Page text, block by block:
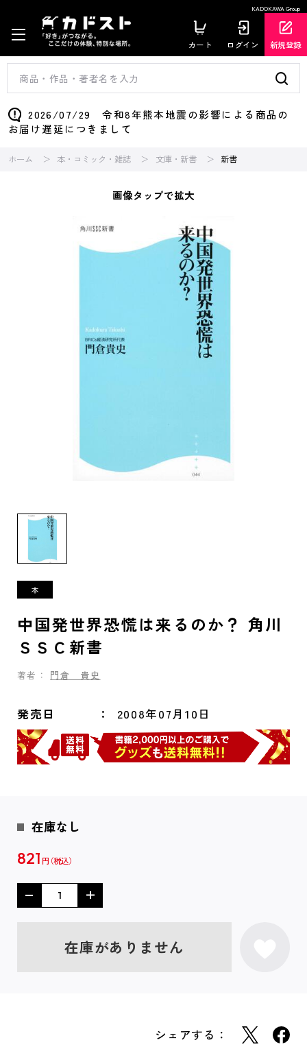
KADOKAWA Group
カート ログイン 新規登録
2026/07/29 令和8年熊本地震の影響による商品の
お届け遅延につきまして
ホーム 本・コミック・雑誌 文庫・新書 新書
画像タップで拡大
中国発世界恐慌は来るのか？ 角川
ＳＳＣ新書
著者： 門倉 貴史
発売日 2008年07月10日
在庫なし
821 円
在庫がありません
シェアする：